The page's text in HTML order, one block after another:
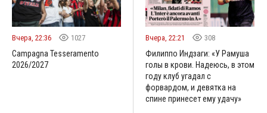
Вчера, 22:36 1027
Campagna Tesseramento
2026/2027
Вчера, 22:21 308
Филиппо Индзаги: «У Рамуша
голы в крови. Надеюсь, в этом
году клуб угадал с
форвардом, и девятка на
спине принесет ему удачу»